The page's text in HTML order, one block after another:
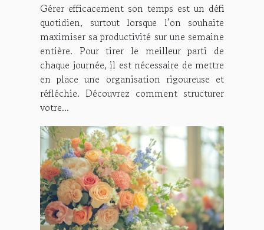
Gérer efficacement son temps est un défi
quotidien, surtout lorsque l’on souhaite
maximiser sa productivité sur une semaine
entière. Pour tirer le meilleur parti de
chaque journée, il est nécessaire de mettre
en place une organisation rigoureuse et
réfléchie. Découvrez comment structurer
votre...